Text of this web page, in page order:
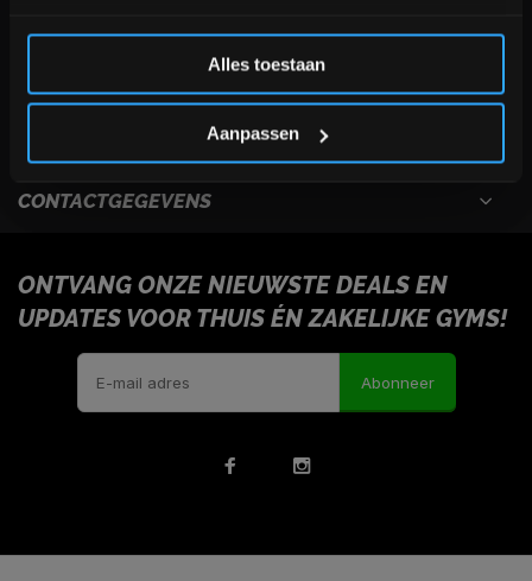
Alles toestaan
Aanpassen
CONTACTGEGEVENS
ONTVANG ONZE NIEUWSTE DEALS EN
UPDATES VOOR THUIS ÉN ZAKELIJKE GYMS!
Abonneer
Inschrijven
*Verzendkosten vallen buiten de korting